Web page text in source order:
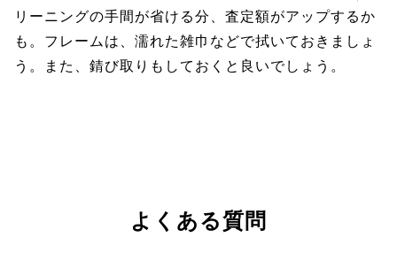
リーニングの手間が省ける分、査定額がアップするか
も。フレームは、濡れた雑巾などで拭いておきましょ
う。また、錆び取りもしておくと良いでしょう。
よくある質問